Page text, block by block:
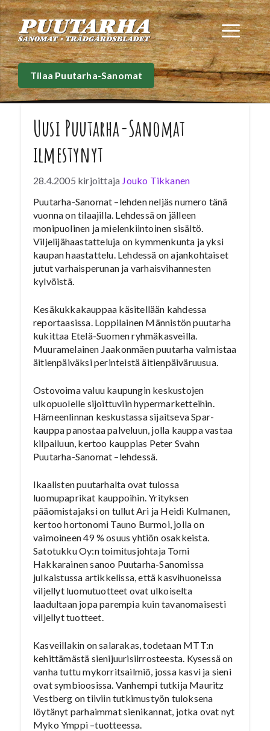
Siirry
sisältöön
Tilaa Puutarha-Sanomat
Uusi Puutarha-Sanomat
ilmestynyt
28.4.2005 kirjoittaja Jouko Tikkanen
Puutarha-Sanomat –lehden neljäs numero tänä
vuonna on tilaajilla. Lehdessä on jälleen
monipuolinen ja mielenkiintoinen sisältö.
Viljelijähaastatteluja on kymmenkunta ja yksi
kaupan haastattelu. Lehdessä on ajankohtaiset
jutut varhaisperunan ja varhaisvihannesten
kylvöistä.
Kesäkukkakauppaa käsitellään kahdessa
reportaasissa. Loppilainen Männistön puutarha
kukittaa Etelä-Suomen ryhmäkasveilla.
Muuramelainen Jaakonmäen puutarha valmistaa
äitienpäiväksi perinteistä äitienpäiväruusua.
Ostovoima valuu kaupungin keskustojen
ulkopuolelle sijoittuviin hypermarketteihin.
Hämeenlinnan keskustassa sijaitseva Spar-
kauppa panostaa palveluun, jolla kauppa vastaa
kilpailuun, kertoo kauppias Peter Svahn
Puutarha-Sanomat –lehdessä.
Ikaalisten puutarhalta ovat tulossa
luomupaprikat kauppoihin. Yrityksen
pääomistajaksi on tullut Ari ja Heidi Kulmanen,
kertoo hortonomi Tauno Burmoi, jolla on
vaimoineen 49 % osuus yhtiön osakkeista.
Satotukku Oy:n toimitusjohtaja Tomi
Hakkarainen sanoo Puutarha-Sanomissa
julkaistussa artikkelissa, että kasvihuoneissa
viljellyt luomutuotteet ovat ulkoiselta
laadultaan jopa parempia kuin tavanomaisesti
viljellyt tuotteet.
Kasveillakin on salarakas, todetaan MTT:n
kehittämästä sienijuurisiirrosteesta. Kysessä on
vanha tuttu mykorritsailmiö, jossa kasvi ja sieni
ovat symbioosissa. Vanhempi tutkija Mauritz
Vestberg on tiiviin tutkimustyön tuloksena
löytänyt parhaimmat sienikannat, jotka ovat nyt
Myko Ymppi –tuotteessa.